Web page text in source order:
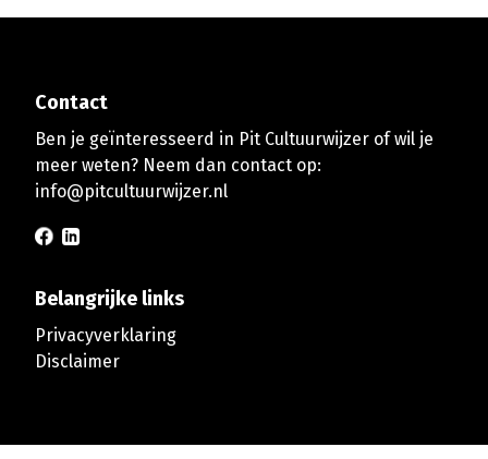
Contact
Ben je geïnteresseerd in Pit Cultuurwijzer of wil je
meer weten? Neem dan contact op:
info@pitcultuurwijzer.nl
Belangrijke links
Privacyverklaring
Disclaimer